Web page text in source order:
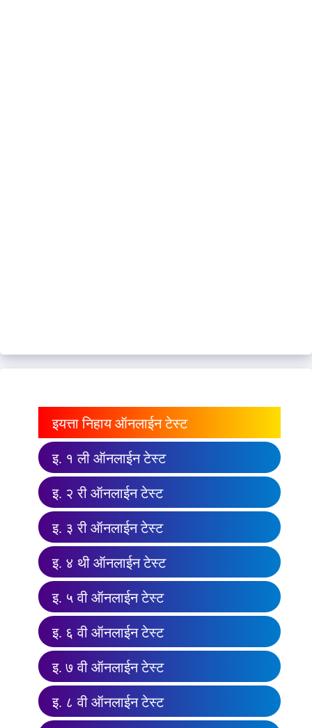
इयत्ता निहाय ऑनलाईन टेस्ट
इ. १ ली ऑनलाईन टेस्ट
इ. २ री ऑनलाईन टेस्ट
इ. ३ री ऑनलाईन टेस्ट
इ. ४ थी ऑनलाईन टेस्ट
इ. ५ वी ऑनलाईन टेस्ट
इ. ६ वी ऑनलाईन टेस्ट
इ. ७ वी ऑनलाईन टेस्ट
इ. ८ वी ऑनलाईन टेस्ट